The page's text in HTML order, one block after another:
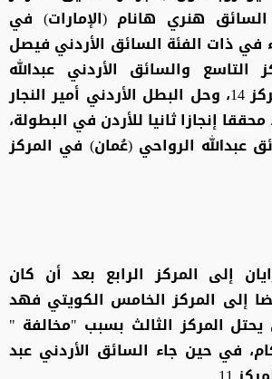
هنري هانام (الإمارات) في
في ذات الفئة السائق الأردني فيصل
والسائق الأردني عبدالله
الدسوقي في المركز 14، وحل البطل الأردني أمير النجار
إنجازا ثانيا للأردن في البطولة،
عبدالله الرواحي (عُمان) في المركز
إلى المركز الرابع بعد أن كان
إلى المركز الخامس الكويتي فهد
يحتل المركز الثالث بسبب "مخالفة "
في حين جاء السائق الأردني عبد